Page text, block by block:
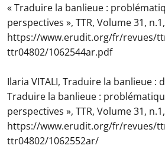
« Traduire la banlieue :
perspectives », TTR, Volume 31,
https://www.erudit.org/fr/revues/
ttr04802/1062544ar.pdf
Ilaria VITALI, Traduire la banlieue :
Traduire la banlieue :
perspectives », TTR, Volume 31,
https://www.erudit.org/fr/revues/
ttr04802/1062552ar/